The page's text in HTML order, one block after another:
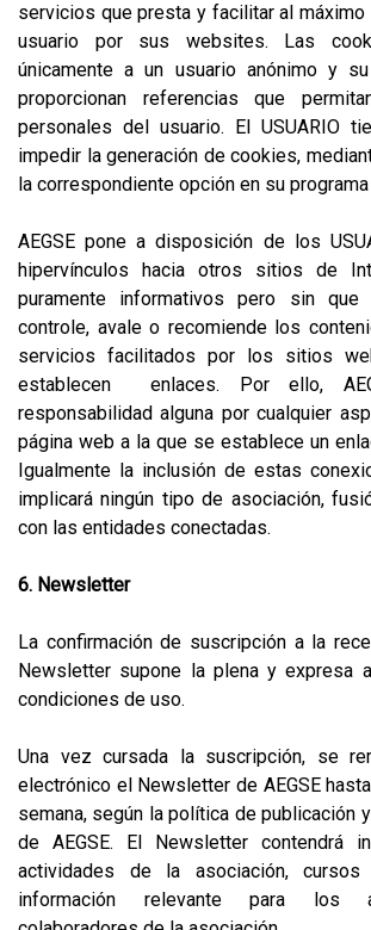
servicios que presta y facilitar al máximo
usuario por sus websites. Las
únicamente a un usuario anónimo y
proporcionan referencias que
personales del usuario. El USUARIO
impedir la generación de cookies,
la correspondiente opción en su programa
AEGSE pone a disposición de los
hipervínculos hacia otros sitios de
puramente informativos pero sin que
controle, avale o recomiende los
servicios facilitados por los sitios
establecen enlaces. Por ello,
responsabilidad alguna por cualquier
página web a la que se establece un
Igualmente la inclusión de estas
implicará ningún tipo de asociación,
con las entidades conectadas.
6. Newsletter
La confirmación de suscripción a la
Newsletter supone la plena y expresa
condiciones de uso.
Una vez cursada la suscripción, se
electrónico el Newsletter de AEGSE
semana, según la política de publicación
de AEGSE. El Newsletter contendrá
actividades de la asociación,
información relevante para los